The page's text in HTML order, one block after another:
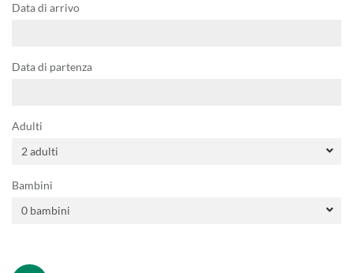
Data di arrivo
Data di partenza
Adulti
Bambini